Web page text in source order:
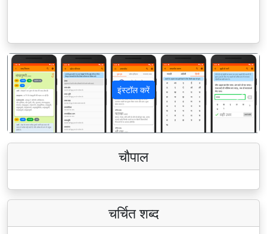
इंस्टॉल करें
पिछला अगला
चौपाल
चर्चित शब्द